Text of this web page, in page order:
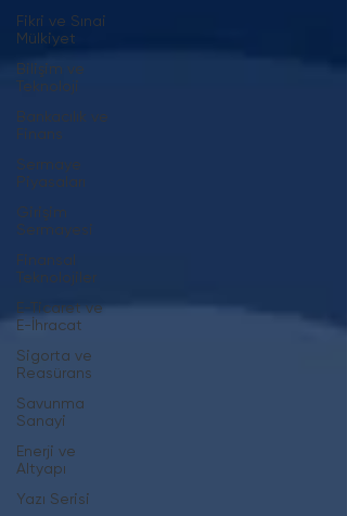
Fikri ve Sınai
Mülkiyet
Bilişim ve
Teknoloji
Bankacılık ve
Finans
Sermaye
Piyasaları
Girişim
Sermayesi
Finansal
Teknolojiler
E-Ticaret ve
E-İhracat
Sigorta ve
Reasürans
Savunma
Sanayi
Enerji ve
Altyapı
Yazı Serisi